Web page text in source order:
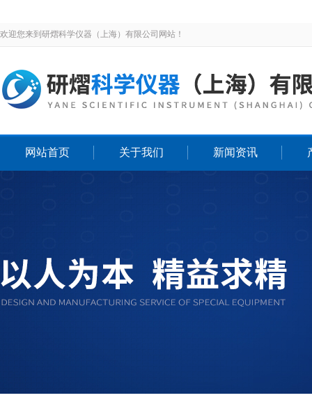
欢迎您来到研熠科学仪器（上海）有限公司网站！
网站首页 关于我们 新闻资讯